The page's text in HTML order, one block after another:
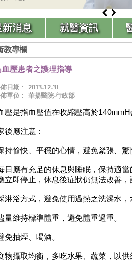
新消息 就醫資訊
教專欄
血壓患者之護理指導
日期：
2013-12-31
單位：
華揚醫院-行政部
壓是指血壓值在收縮壓高於
後應注意：
愉快、平穩的心情，避免緊張、驚
日應有充足的休息與睡眠，保持適當
立即停止，休息後症狀仍無法改善，
浴方式，避免使用過熱之洗澡水，
維持標準體重，避免體重過重。
抽煙、喝酒。
攝取均衡，多吃水果、蔬菜，以供